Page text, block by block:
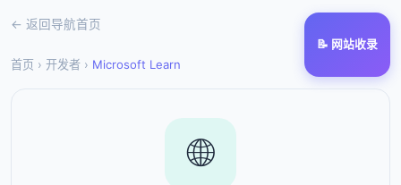
📝 网站收录
← 返回导航首页
首页 › 开发者 › Microsoft Learn
🌐